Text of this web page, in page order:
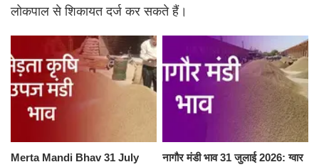
लोकपाल से शिकायत दर्ज कर सकते हैं।
Merta Mandi Bhav 31 July
नागौर मंडी भाव 31 जुलाई 2026: ग्वार